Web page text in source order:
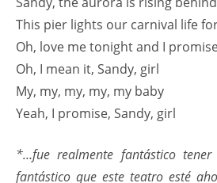
This pier lights our carnival life
Oh, love me tonight and I
Oh, I mean it, Sandy, girl
My, my, my, my, my baby
Yeah, I promise, Sandy, girl
*…fue realmente fantástico
fantástico que este teatro esté